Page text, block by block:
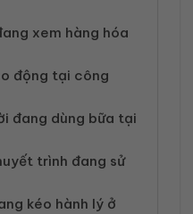
xem hàng hóa
động tại công
đang dùng bữa tại
trình đang sử
kéo hành lý ở